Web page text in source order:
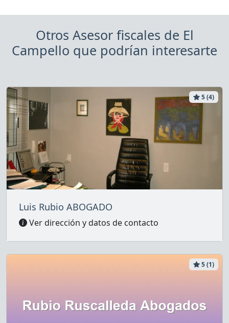
Otros Asesor fiscales de El
Campello que podrían interesarte
5 (4)
Luis Rubio ABOGADO
Ver dirección y datos de contacto
5 (1)